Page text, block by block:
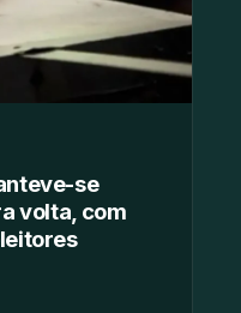
se
volta, com